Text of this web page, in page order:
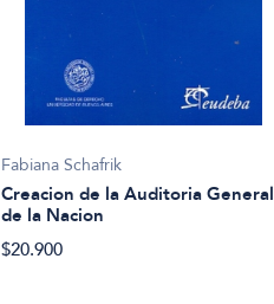
Fabiana Schafrik
Creacion de la Auditoria General
de la Nacion
$20.900